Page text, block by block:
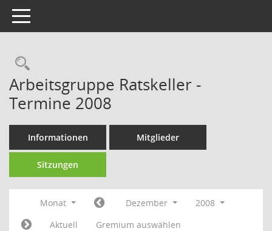
Toggle navigation
Rechercheauswahl
Arbeitsgruppe Ratskeller -
Termine 2008
Informationen Mitglieder
Sitzungen
Monat Dezember
2008
Aktuell
Gremium auswählen